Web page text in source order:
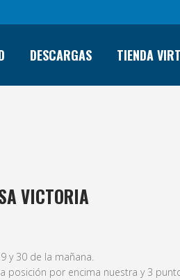
DESCARGAS TIENDA
VICTORIA
y 30 de la mañana.
posición por encima nuestra y 3